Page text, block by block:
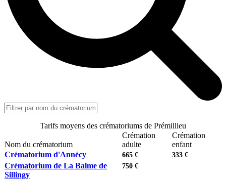
Tarifs moyens des crématoriums de Prémillieu
Nom du crématorium
Crémation
adulte
Crémation
enfant
Crématorium d'Annécy
665 € 333 €
Crématorium de La Balme de
Sillingy
750 €